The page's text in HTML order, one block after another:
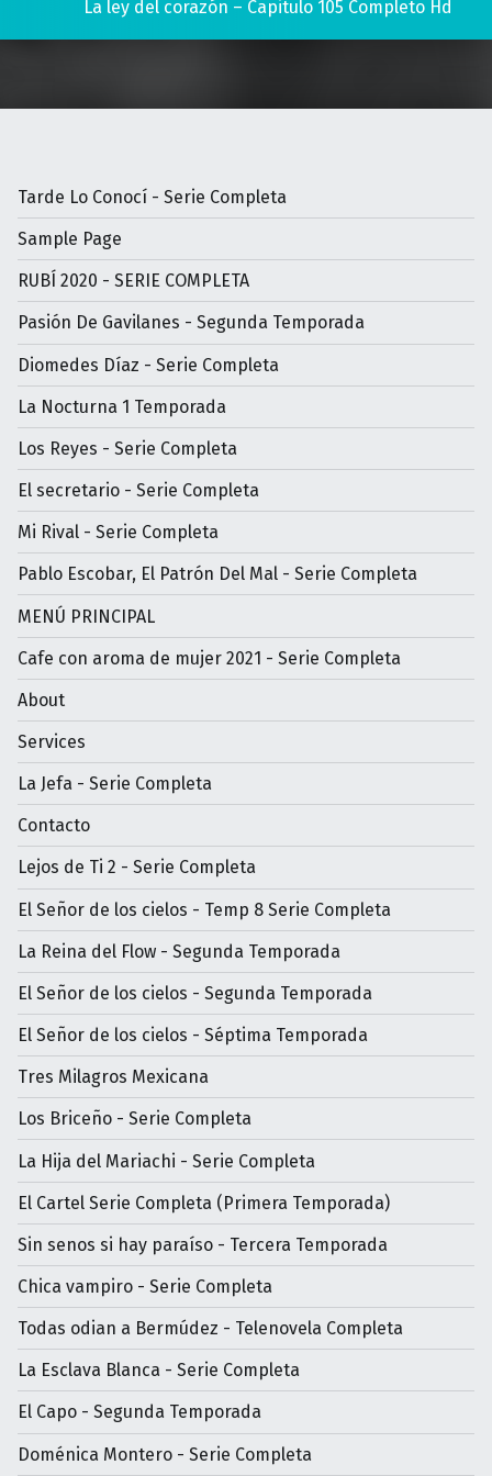
La ley del corazón – Capitulo 105 Completo Hd
Tarde Lo Conocí - Serie Completa
Sample Page
RUBÍ 2020 - SERIE COMPLETA
Pasión De Gavilanes - Segunda Temporada
Diomedes Díaz - Serie Completa
La Nocturna 1 Temporada
Los Reyes - Serie Completa
El secretario - Serie Completa
Mi Rival - Serie Completa
Pablo Escobar, El Patrón Del Mal - Serie Completa
MENÚ PRINCIPAL
Cafe con aroma de mujer 2021 - Serie Completa
About
Services
La Jefa - Serie Completa
Contacto
Lejos de Ti 2 - Serie Completa
El Señor de los cielos - Temp 8 Serie Completa
La Reina del Flow - Segunda Temporada
El Señor de los cielos - Segunda Temporada
El Señor de los cielos - Séptima Temporada
Tres Milagros Mexicana
Los Briceño - Serie Completa
La Hija del Mariachi - Serie Completa
El Cartel Serie Completa (Primera Temporada)
Sin senos si hay paraíso - Tercera Temporada
Chica vampiro - Serie Completa
Todas odian a Bermúdez - Telenovela Completa
La Esclava Blanca - Serie Completa
El Capo - Segunda Temporada
Doménica Montero - Serie Completa